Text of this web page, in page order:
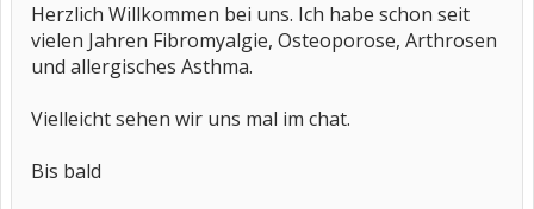
Herzlich Willkommen bei uns. Ich habe schon seit
vielen Jahren Fibromyalgie, Osteoporose, Arthrosen
und allergisches Asthma.
Vielleicht sehen wir uns mal im chat.
Bis bald